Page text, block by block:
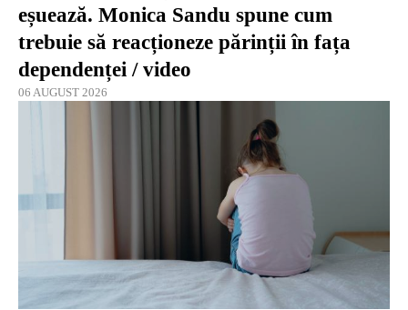
eșuează. Monica Sandu spune cum
trebuie să reacționeze părinții în fața
dependenței / video
06 AUGUST 2026